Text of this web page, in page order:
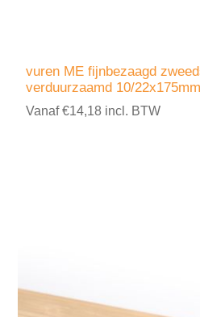
vuren ME fijnbezaagd
verduurzaamd 10/22x175mm
Vanaf €14,18 incl. BTW